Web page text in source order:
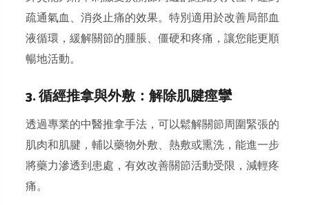
疏通氣血、消炎止痛的效果。特別適用於改善局部血
液循環，緩解關節的腫脹、僵硬和疼痛，讓您能更順
暢地活動。
3. 循經推拿與外敷：解除肌腱痙攣
透過專業的中醫推拿手法，可以鬆解關節周圍緊張的
肌肉和肌腱，輔以藥物外敷、熱敷或熏洗，能進一步
將藥力滲透到患處，有效改善關節活動受限，減輕疼
痛。